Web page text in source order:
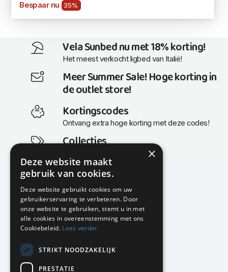
Bespaar nu 35%
Vela Sunbed nu met 18% korting!
Het meest verkocht ligbed van Italië!
Meer Summer Sale! Hoge korting in
de outlet store!
Kortingscodes
Ontvang extra hoge korting met deze codes!
Collecties
Actuele en populaire collecties
KMP Kantoormeubilair
Airport Business Park
Frankfurtstraat 29-31
1175 RH Lijnden
020-617 01 26
info@kmpkantoormeubilair.nl
×
Deze website maakt
gebruik van cookies.
Deze website gebruikt cookies om uw
gebruikerservaring te verbeteren. Door
onze website te gebruiken, stemt u in met
alle cookies in overeenstemming met ons
Cookiebeleid. Lees verder
STRIKT NOODZAKELIJK
PRESTATIE